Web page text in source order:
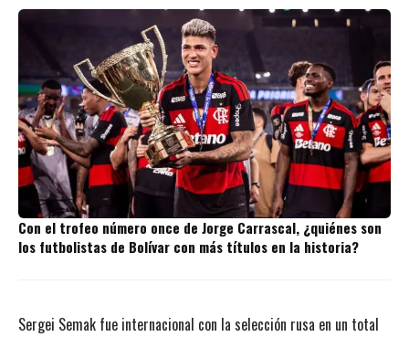
Con el trofeo número once de Jorge Carrascal, ¿quiénes son
los futbolistas de Bolívar con más títulos en la historia?
Sergei Semak fue internacional con la selección rusa en un total